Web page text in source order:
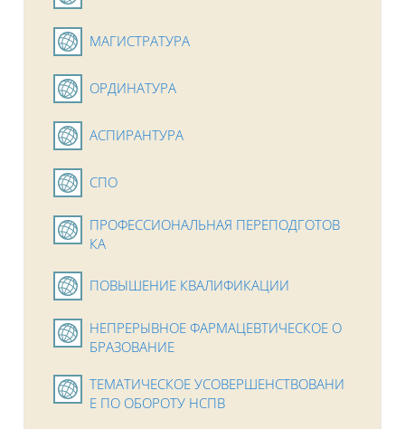
МАГИСТРАТУРАГиперссылка
ОРДИНАТУРАГиперссылка
АСПИРАНТУРАГиперссылка
СПОГиперссылка
ПРОФЕССИОНАЛЬНАЯ ПЕРЕПОДГОТОВ
КА
ПОВЫШЕНИЕ КВАЛИФИКАЦИИ
НЕПРЕРЫВНОЕ ФАРМАЦЕВТИЧЕСКОЕ О
БРАЗОВАНИЕГиперссылка
ТЕМАТИЧЕСКОЕ УСОВЕРШЕНСТВОВАНИ
Е ПО ОБОРОТУ НСПВГиперссылка